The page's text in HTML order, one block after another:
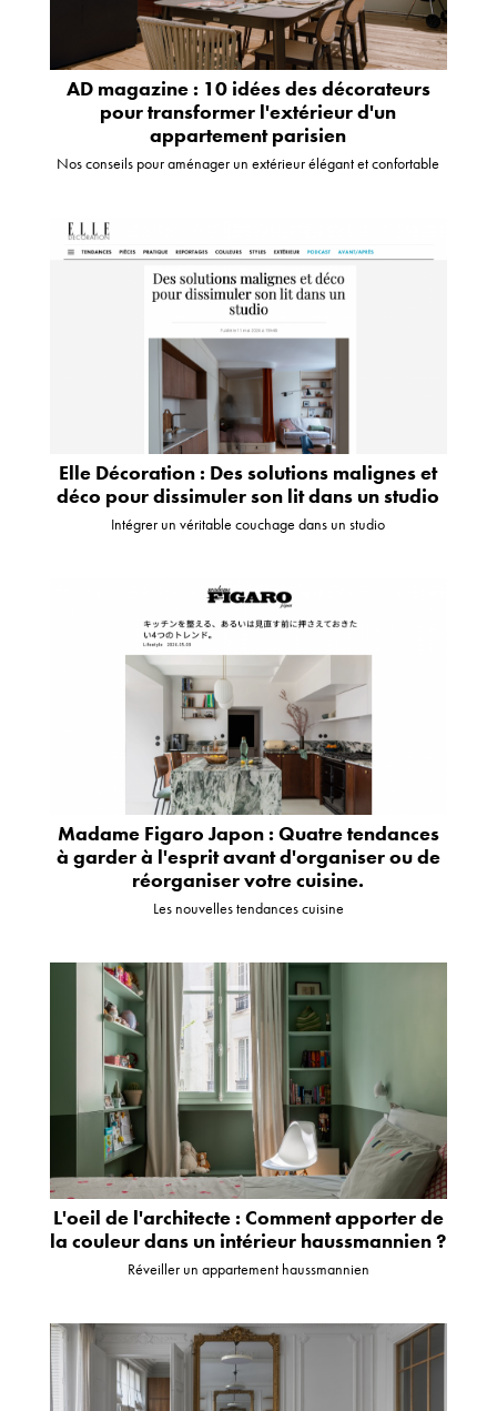
AD magazine : 10 idées des décorateurs
pour transformer l'extérieur d'un
appartement parisien
Nos conseils pour aménager un extérieur élégant et confortable
Elle Décoration : Des solutions malignes et
déco pour dissimuler son lit dans un studio
Intégrer un véritable couchage dans un studio
Madame Figaro Japon : Quatre tendances
à garder à l'esprit avant d'organiser ou de
réorganiser votre cuisine.
Les nouvelles tendances cuisine
L'oeil de l'architecte : Comment apporter de
la couleur dans un intérieur haussmannien ?
Réveiller un appartement haussmannien